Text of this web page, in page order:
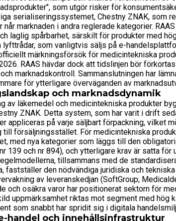
som utgör risker för
serialiseringssystemet, Chestny ZNAK, som
marknaden i andra reglerade kategorier.
laglig spårbarhet, särskilt för produkter med
som vanligtvis säljs på e-
märkningsförsök för medicintekniska
RAAS hävdar dock att tidslinjen bör
marknadskontroll. Sammanslutningen har
för ytterligare överväganden av
och marknadsdynamik
av läkemedel och medicintekniska produkter
ZNAK. Detta system, som har varit i drift
appliceras på varje säljbart förpackning, vilket
till försäljningsstället. För medicintekniska
med nya kategorier som läggs till den
139 och nr 894), och ytterligare krav är satta för
tillsammans med de
fastställer den nödvändiga juridiska och
av leveranskedjan (SoftGroup;
och osäkra varor har positionerat sektorn för
uppmärksamhet riktas mot segment med hög
som snabbt har spridit sig i digitala
handel och innehållsinfrastruktur